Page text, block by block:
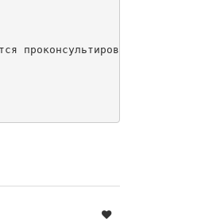
проконсультироваться с